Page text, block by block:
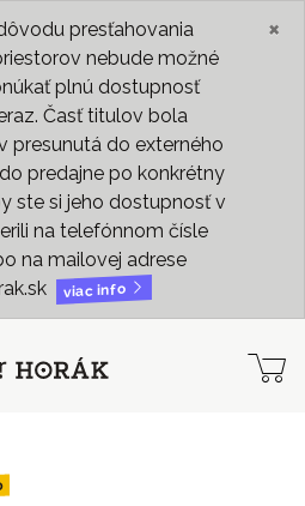
presťahovania
nebude možné
plnú dostupnosť
Časť titulov bola
presunutá do externého
predajne po konkrétny
ste si jeho dostupnosť v
na telefónnom čísle
na mailovej adrese
viac info
×